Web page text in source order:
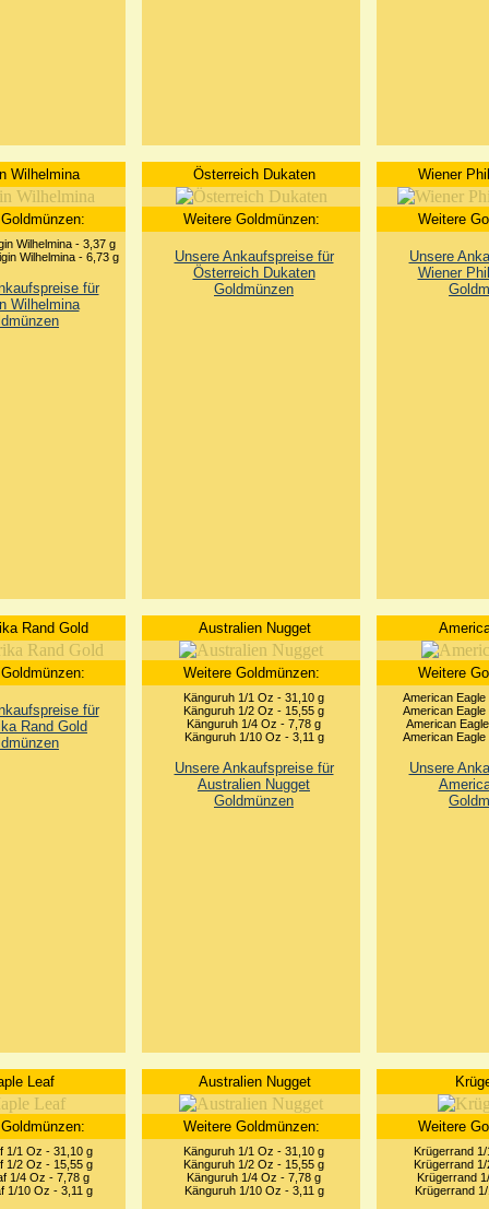
Wilhelmina
Wilhelmina - 3,37 g
Wilhelmina - 6,73 g
für
Wilhelmina
Österreich Dukaten
Weitere Goldmünzen:
Unsere Ankaufspreise für
Österreich Dukaten
Goldmünzen
Wiener
Weitere
Unsere
Wiener
Rand Gold
für
Rand Gold
Australien Nugget
Weitere Goldmünzen:
Känguruh 1/1 Oz - 31,10 g
Känguruh 1/2 Oz - 15,55 g
Känguruh 1/4 Oz - 7,78 g
Känguruh 1/10 Oz - 3,11 g
Unsere Ankaufspreise für
Australien Nugget
Goldmünzen
Weitere
American
American
American
American
Unsere
Leaf
1/1 Oz - 31,10 g
1/2 Oz - 15,55 g
1/4 Oz - 7,78 g
1/10 Oz - 3,11 g
Australien Nugget
Weitere Goldmünzen:
Känguruh 1/1 Oz - 31,10 g
Känguruh 1/2 Oz - 15,55 g
Känguruh 1/4 Oz - 7,78 g
Känguruh 1/10 Oz - 3,11 g
Weitere
Krügerrand
Krügerrand
Krügerrand
Krügerrand